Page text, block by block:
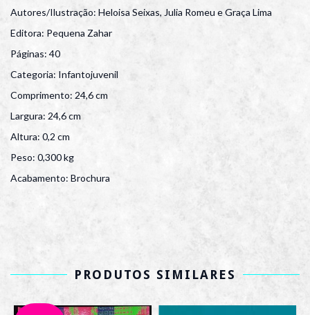
Autores/Ilustração: Heloisa Seixas, Julia Romeu e Graça Lima
Editora: Pequena Zahar
Páginas: 40
Categoria: Infantojuvenil
Comprimento: 24,6 cm
Largura: 24,6 cm
Altura: 0,2 cm
Peso: 0,300 kg
Acabamento: Brochura
PRODUTOS SIMILARES